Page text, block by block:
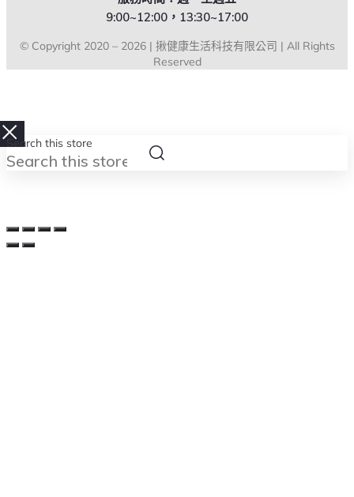
9:00~12:00，13:30~17:00
© Copyright 2020 – 2026 | 揪健康生活科技有限公司 | All Rights
Reserved
Search this store